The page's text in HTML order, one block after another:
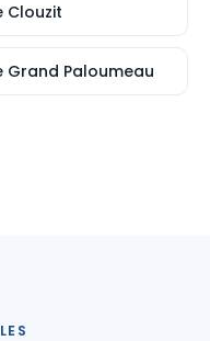
Clouzit
Grand Paloumeau